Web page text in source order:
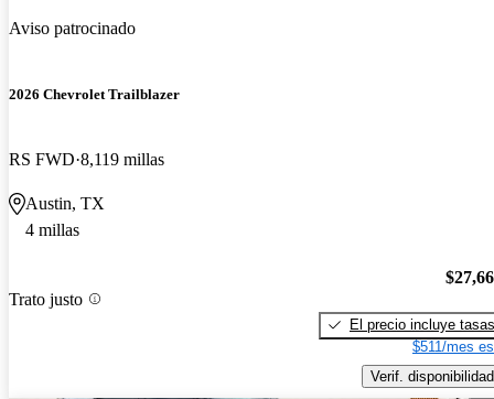
Aviso patrocinado
2026 Chevrolet Trailblazer
RS FWD 8,119 millas
Austin, TX
4 millas
Trato justo
El precio incluye tasas
$511/mes
Verif. disponibilidad